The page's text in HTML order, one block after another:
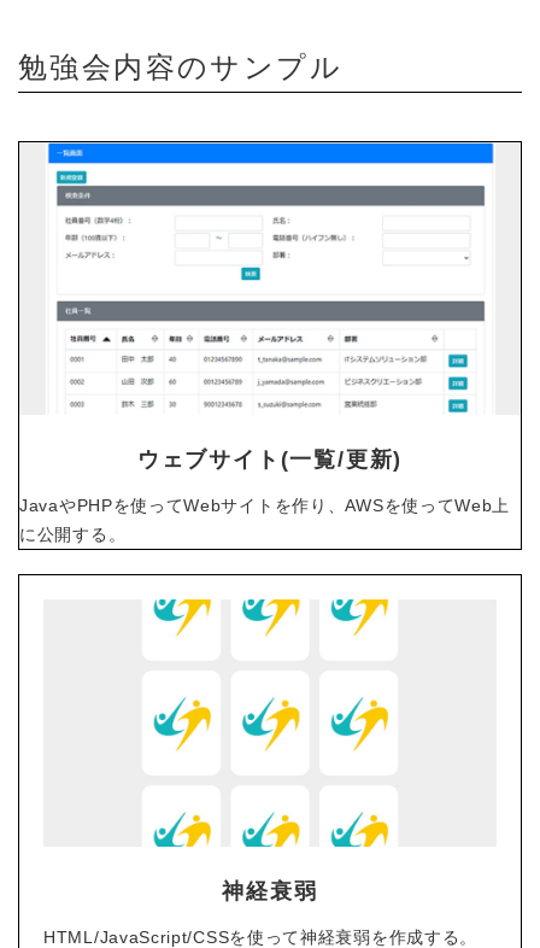
勉強会内容のサンプル
ウェブサイト(一覧/更新)
JavaやPHPを使ってWebサイトを作り、AWSを使ってWeb上
に公開する。
神経衰弱
HTML/JavaScript/CSSを使って神経衰弱を作成する。